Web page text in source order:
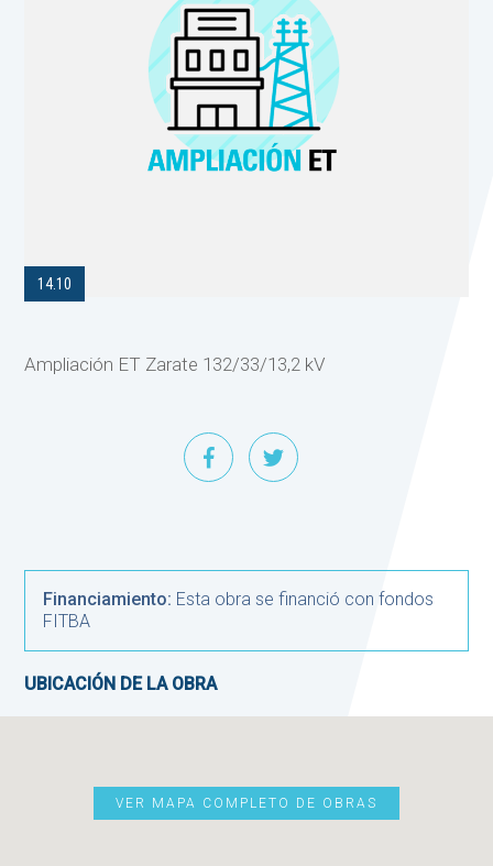
14.10
Ampliación ET Zarate 132/33/13,2 kV
Financiamiento: Esta obra se financió con fondos
FITBA
UBICACIÓN DE LA OBRA
VER MAPA COMPLETO DE OBRAS